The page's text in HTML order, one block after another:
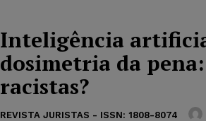
Inteligência
dosimetria da
racistas?
REVISTA JURISTAS - ISSN: 1808-8074